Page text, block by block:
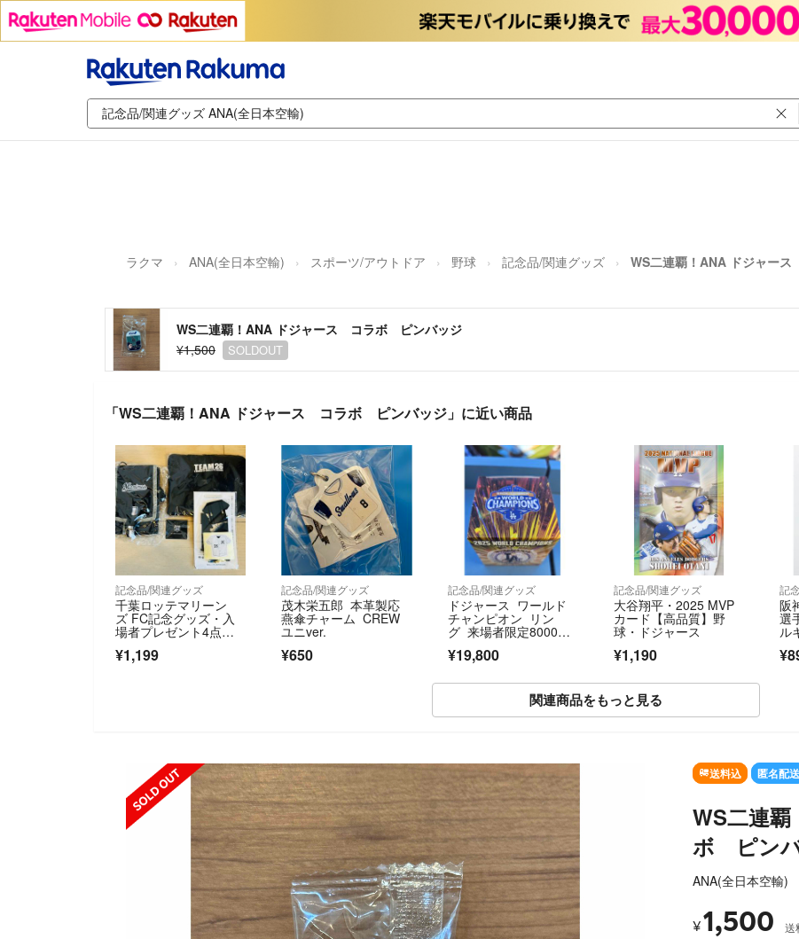
ラクマ ANA(全日本空輸) スポーツ/アウトドア 野球 記念品/関連グッズ WS二連覇！ANA ドジャー
WS二連覇！ANA ドジャース コラボ ピンバッジ
¥1,500
SOLDOUT
「WS二連覇！ANA ドジャース コラボ ピンバッジ」に近い商品
記念品/関連グッズ
千葉ロッテマリーン
ズ FC記念グッズ・入
場者プレゼント4点セ
ット
¥1,199
記念品/関連グッズ
茂木栄五郎 本革製応
燕傘チャーム CREW
ユニver.
¥650
記念品/関連グッズ
ドジャース ワールド
チャンピオン リン
グ 来場者限定8000
個 マンシー
¥19,800
記念品/関連グッズ
大谷翔平・2025 MVP
カード【高品質】野
球・ドジャース
¥1,190
記
阪
選
ル
関連商品をもっと見る
SOLD OUT 送料込 匿名配送
WS二連
ボ ピン
ANA(全日本空輸)
¥1,500 送